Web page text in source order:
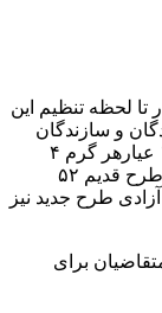
همشهری آنلاین، امروز دوشنبه ۲۶ آذر تا لحظه تنظیم این
و سازندگان
طلا، جواهر، نقره و سکه تهران، قیمت طلای ۱۸ عیارهر گرم ۴
میلیون و ۹۲۵ هزار، قیمت سکه تمام‌بهار آزادی طرح قدیم ۵۲
آزادی طرح جدید نیز
حراج سکه های ۱۴۰۳؛ متقاضیان برای